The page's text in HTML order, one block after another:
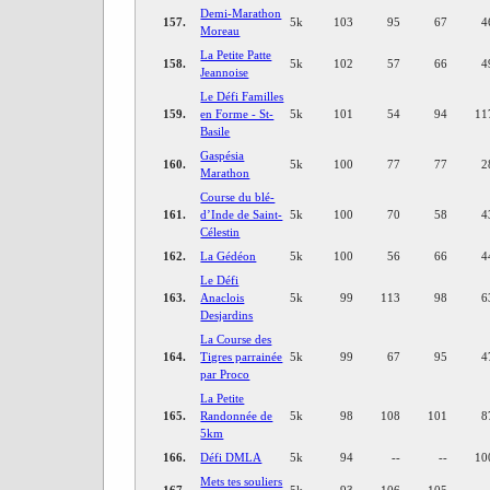
157.
Demi-Marathon
Moreau
5k 103 95 67
158.
La Petite Patte
Jeannoise
5k 102 57 66
159.
Le Défi Familles
en Forme - St-
Basile
5k 101 54 94
160.
Gaspésia
Marathon
5k 100 77 77
161.
Course du blé-
d’Inde de Saint-
Célestin
5k 100 70 58
162. La Gédéon 5k 100 56 66
163.
Le Défi
Anaclois
Desjardins
5k 99 113 98
164.
La Course des
Tigres parrainée
par Proco
5k 99 67 95
165.
La Petite
Randonnée de
5km
5k 98 108 101
166. Défi DMLA 5k 94 -- --
Mets tes souliers